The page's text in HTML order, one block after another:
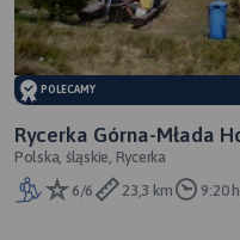
POLECAMY
Rycerka Górna-Młada
Hala Rycerzowa-
Polska, śląskie, Rycerka
6/6
23,3 km 9:20 h